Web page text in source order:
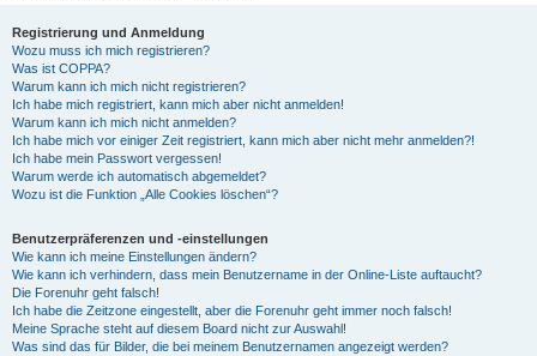
Registrierung und Anmeldung
Wozu muss ich mich registrieren?
Was ist COPPA?
Warum kann ich mich nicht registrieren?
Ich habe mich registriert, kann mich aber nicht anmelden!
Warum kann ich mich nicht anmelden?
Ich habe mich vor einiger Zeit registriert, kann mich aber nicht mehr anmelden?!
Ich habe mein Passwort vergessen!
Warum werde ich automatisch abgemeldet?
Wozu ist die Funktion „Alle Cookies löschen“?
Benutzerpräferenzen und -einstellungen
Wie kann ich meine Einstellungen ändern?
Wie kann ich verhindern, dass mein Benutzername in der Online-Liste auftaucht?
Die Forenuhr geht falsch!
Ich habe die Zeitzone eingestellt, aber die Forenuhr geht immer noch falsch!
Meine Sprache steht auf diesem Board nicht zur Auswahl!
Was sind das für Bilder, die bei meinem Benutzernamen angezeigt werden?